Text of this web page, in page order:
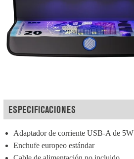
ESPECIFICACIONES
Adaptador de corriente USB-A de 5W
Enchufe europeo estándar